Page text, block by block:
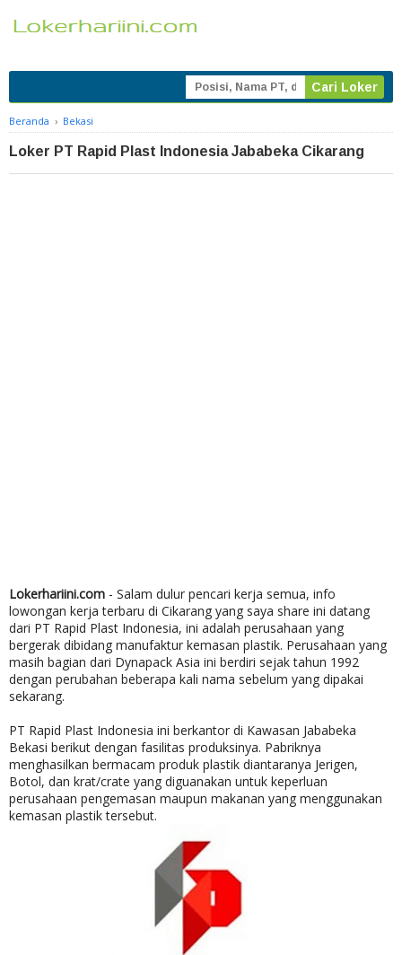
Beranda › Bekasi
Loker PT Rapid Plast Indonesia Jababeka Cikarang
Lokerhariini.com - Salam dulur pencari kerja semua, info
lowongan kerja terbaru di Cikarang yang saya share ini datang
dari PT Rapid Plast Indonesia, ini adalah perusahaan yang
bergerak dibidang manufaktur kemasan plastik. Perusahaan yang
masih bagian dari Dynapack Asia ini berdiri sejak tahun 1992
dengan perubahan beberapa kali nama sebelum yang dipakai
sekarang.
PT Rapid Plast Indonesia ini berkantor di Kawasan Jababeka
Bekasi berikut dengan fasilitas produksinya. Pabriknya
menghasilkan bermacam produk plastik diantaranya Jerigen,
Botol, dan krat/crate yang diguanakan untuk keperluan
perusahaan pengemasan maupun makanan yang menggunakan
kemasan plastik tersebut.